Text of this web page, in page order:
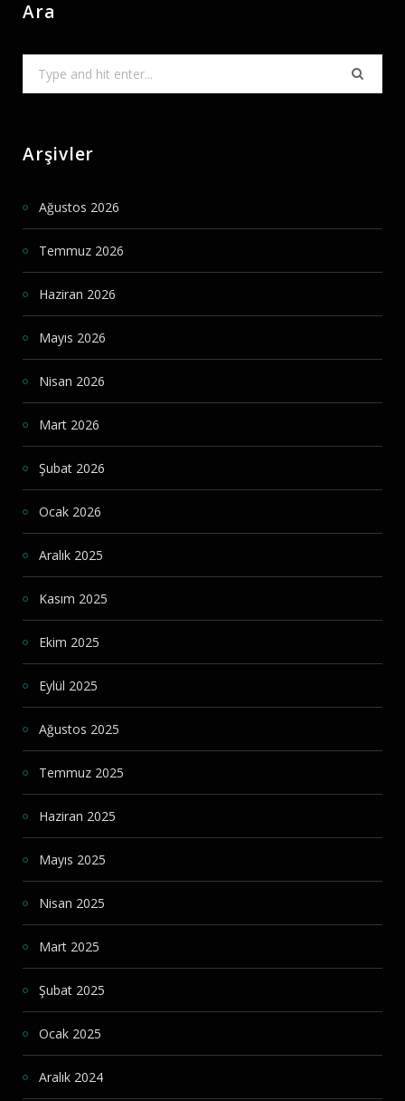
Ara
Arşivler
Ağustos 2026
Temmuz 2026
Haziran 2026
Mayıs 2026
Nisan 2026
Mart 2026
Şubat 2026
Ocak 2026
Aralık 2025
Kasım 2025
Ekim 2025
Eylül 2025
Ağustos 2025
Temmuz 2025
Haziran 2025
Mayıs 2025
Nisan 2025
Mart 2025
Şubat 2025
Ocak 2025
Aralık 2024